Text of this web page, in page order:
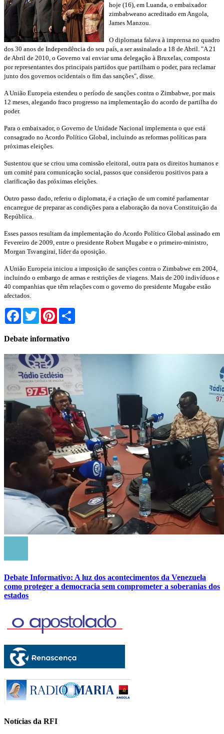
hoje (16), em Luanda, o embaixador
zimbabweano acreditado em Angola,
James Manzou.
O diplomata falava à imprensa no quadro
dos 30 anos de Independência do seu país, a ser assinalado a 18 de Abril. "A 21
de Abril de 2010, o Governo vai enviar uma delegação à Bruxelas, composta
por representantes dos principais partidos que partilham o poder, para reclamar
junto dos governos ocidentais o fim das sanções", disse.
A União Europeia estendeu o período de sanções contra o Zimbabwe, por mais
12 meses, alegando fraco progresso na implementação do acordo de partilha do
poder.
Para o embaixador, o Governo de Unidade Nacional implementa o que está
consagrado no Acordo Político Global, incluindo as reformas políticas para
próximas eleições.
Sustentou que se criou uma comissão eleitoral, outra para os direitos humanos e
um comité para comunicação social, passos que considerou positivos para a
clarificação das próximas eleições.
Outro passo dado, referiu o diplomata, é a criação de um comité parlamentar
encarregue de preparar as condições para a elaboração da nova Constituição da
República.
Esses passos resultam da implementação do Acordo Político Global assinado em
Fevereiro de 2009, entre o presidente Robert Mugabe e o primeiro-ministro,
Morgan Tsvangirai, líder da oposição.
A União Europeia iniciou a imposição de sanções contra o Zimbabwe em 2004,
incluindo o embargo de armas e restrições de viagens. Mais de 200 indivíduos e
40 companhias que têm relações com o governo do presidente Mugabe estão
afectados.
Facebook
TwitterPinterest
Debate informativo
Debate Informativo: A luz dos acontecimentos da Venezuela
como proteger a democracia sem comprometer a soberanias dos
estados
Notícias da RFI